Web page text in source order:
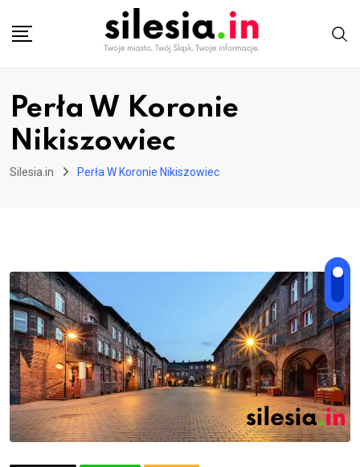
Perła W Koronie
Nikiszowiec
Silesia.in Perła W Koronie Nikiszowiec